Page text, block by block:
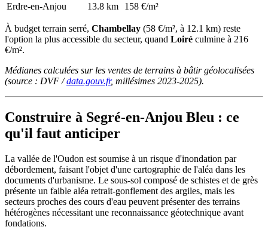
Erdre-en-Anjou
13.8 km 158 €/m²
À budget terrain serré, Chambellay (58 €/m², à 12.1 km) reste
l'option la plus accessible du secteur, quand Loiré culmine à 216
€/m².
Médianes calculées sur les ventes de terrains à bâtir géolocalisées
(source : DVF /data.gouv.fr, millésimes 2023-2025).
Construire à Segré-en-Anjou Bleu : ce
qu'il faut anticiper
La vallée de l'Oudon est soumise à un risque d'inondation par
débordement, faisant l'objet d'une cartographie de l'aléa dans les
documents d'urbanisme. Le sous-sol composé de schistes et de grès
présente un faible aléa retrait-gonflement des argiles, mais les
secteurs proches des cours d'eau peuvent présenter des terrains
hétérogènes nécessitant une reconnaissance géotechnique avant
fondations.